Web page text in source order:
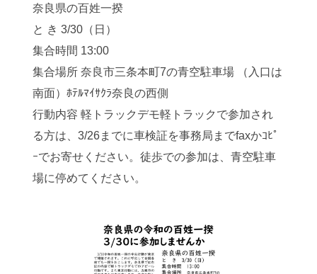
奈良県の百姓一揆
と き 3/30（日）
集合時間 13:00
集合場所 奈良市三条本町7の青空駐車場 （入口は
南面）ﾎﾃﾙﾏｲｻｸﾗ奈良の西側
行動内容 軽トラックデモ軽トラックで参加され
る方は、3/26までに車検証を事務局までfaxかｺﾋﾟ
ｰでお寄せください。徒歩での参加は、青空駐車
場に停めてください。